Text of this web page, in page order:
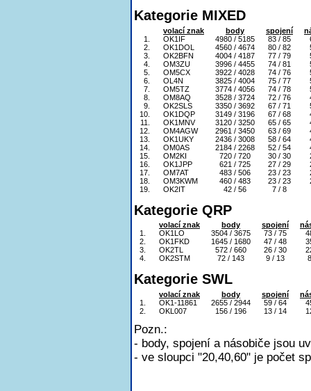
Kategorie MIXED
volací znak body spojení
1.
OK1IF 4980 / 5185 83 / 85
2.
OK1DOL 4560 / 4674 80 / 82
3.
OK2BFN 4004 / 4187 77 / 79
4.
OM3ZU 3996 / 4455 74 / 81
5.
OM5CX 3922 / 4028 74 / 76
6.
OL4N 3825 / 4004 75 / 77
7.
OM5TZ 3774 / 4056 74 / 78
8.
OM8AQ 3528 / 3724 72 / 76
9.
OK2SLS 3350 / 3692 67 / 71
10.
OK1DQP 3149 / 3196 67 / 68
11.
OK1MNV 3120 / 3250 65 / 65
12.
OM4AGW 2961 / 3450 63 / 69
13.
OK1UKY 2436 / 3008 58 / 64
14.
OM0AS 2184 / 2268 52 / 54
15.
OM2KI 720 / 720 30 / 30
16.
OK1JPP 621 / 725 27 / 29
17.
OM7AT 483 / 506 23 / 23
18.
OM3KWM 460 / 483 23 / 23
19.
OK2IT 42 / 56 7 / 8
Kategorie QRP
volací znak body spojení
1.
OK1LO 3504 / 3675 73 / 75
2.
OK1FKD 1645 / 1680 47 / 48
3.
OK2TL 572 / 660 26 / 30
4.
OK2STM 72 / 143 9 / 13
Kategorie SWL
volací znak body spojení
1.
OK1-11861 2655 / 2944 59 / 64
2.
OKL007 156 / 196 13 / 14
Pozn.:
- body, spojení a násobiče jsou
- ve sloupci "20,40,60" je počet